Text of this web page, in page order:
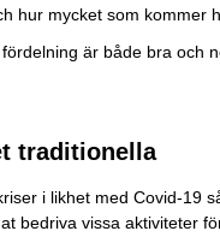
hur mycket som kommer
är både bra och
traditionella
i likhet med Covid-19
bedriva vissa aktiviteter